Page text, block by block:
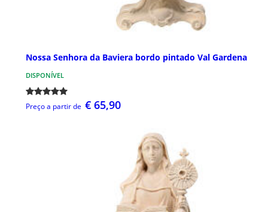
Nossa Senhora da Baviera bordo pintado Val Gardena
DISPONÍVEL
Preço a partir de € 65,90